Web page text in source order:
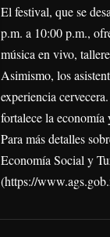
El festival, que se
p.m. a 10:00 p.m.,
música en vivo,
Asimismo, los
experiencia
fortalece la
Para más detalles
Economía Social y
(https://